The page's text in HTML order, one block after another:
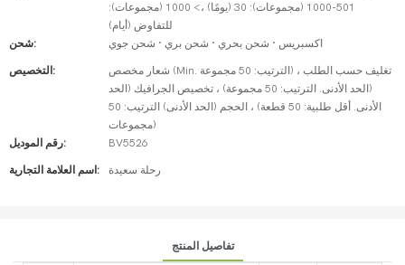
501-1000 (مجموعات): 30 (يومًا) ،> 1000 (مجموعات):
للتفاوض (أيام)
شحن:
اكسبريس · شحن بحري · شحن بري · شحن جوي
التخصيص:
شعار مخصص (Min. الترتيب: 50 مجموعة) ، تغليف حسب الطلب
(الحد الأدنى. الترتيب: 50 مجموعة) ، تخصيص الجرافيك (الحد
الأدنى. أقل طلبية: 50 قطعة) ، الحجم (الحد الأدنى) الترتيب: 50
مجموعات)
رقم الموديل:
BV5526
اسم العلامة التجارية: رحلة سعيدة
تفاصيل المنتج